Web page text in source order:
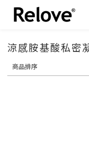
涼感胺基酸私密
商品排序